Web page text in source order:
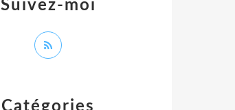
Catégories
Suivez-moi